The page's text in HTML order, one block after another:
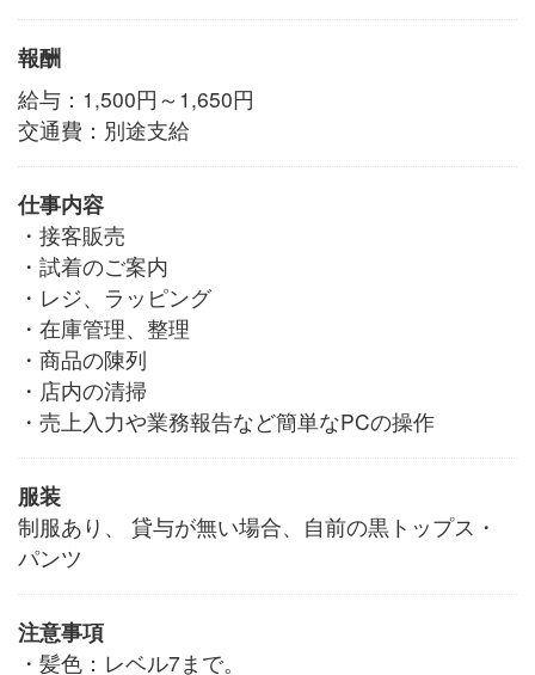
報酬
給与：1,500円～1,650円
交通費：別途支給
仕事内容
・接客販売
・試着のご案内
・レジ、ラッピング
・在庫管理、整理
・商品の陳列
・店内の清掃
・売上入力や業務報告など簡単なPCの操作
服装
制服あり、 貸与が無い場合、自前の黒トップス・
パンツ
注意事項
・髪色：レベル7まで。